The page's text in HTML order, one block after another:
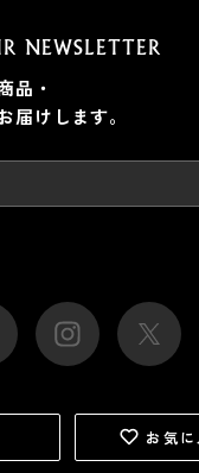
NEWSLETTER
品・
届けします。
お気